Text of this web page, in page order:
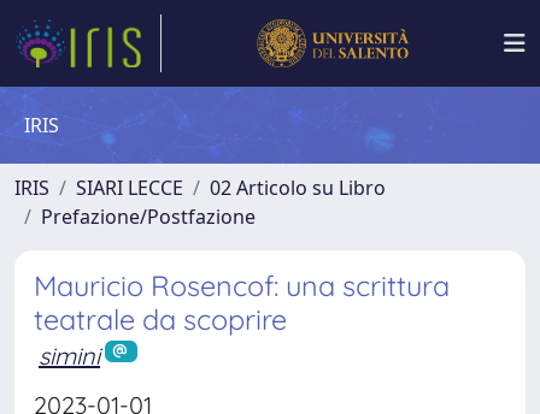
IRIS
IRIS SIARI LECCE
02 Articolo su Libro
Prefazione/Postfazione
Mauricio Rosencof: una scrittura
teatrale da scoprire
simini
2023-01-01